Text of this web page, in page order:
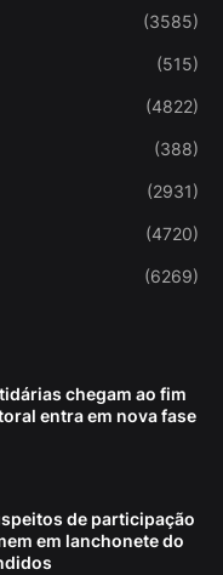
(3585)
(515)
(4822)
(388)
(2931)
(4720)
(6269)
chegam ao fim
entra em nova fase
de participação
em lanchonete do